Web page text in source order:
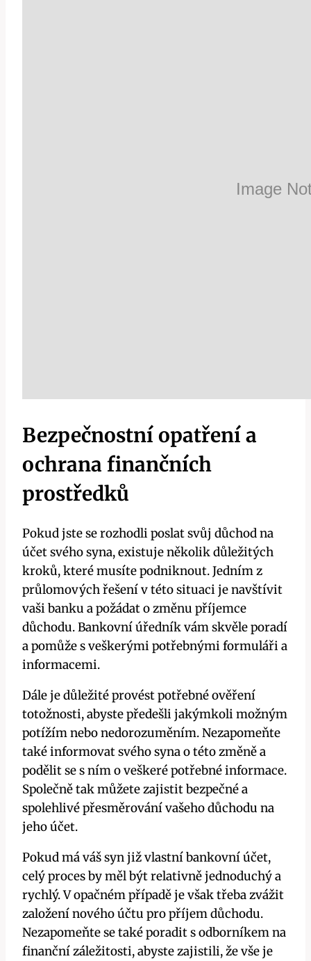
Bezpečnostní opatření a
ochrana finančních
prostředků
Pokud jste se rozhodli poslat svůj důchod na
účet svého syna, existuje několik důležitých
kroků, které musíte podniknout. Jedním z
průlomových řešení v této situaci je navštívit
vaši banku a požádat o změnu příjemce
důchodu. Bankovní úředník vám skvěle poradí
a pomůže s veškerými potřebnými formuláři a
informacemi.
Dále je důležité provést potřebné ověření
totožnosti, abyste předešli jakýmkoli možným
potížím nebo nedorozuměním. Nezapomeňte
také informovat svého syna o této změně a
podělit se s ním o veškeré potřebné informace.
Společně tak můžete zajistit bezpečné a
spolehlivé přesměrování vašeho důchodu na
jeho účet.
Pokud má váš syn již vlastní bankovní účet,
celý proces by měl být relativně jednoduchý a
rychlý. V opačném případě je však třeba zvážit
založení nového účtu pro příjem důchodu.
Nezapomeňte se také poradit s odborníkem na
finanční záležitosti, abyste zajistili, že vše je